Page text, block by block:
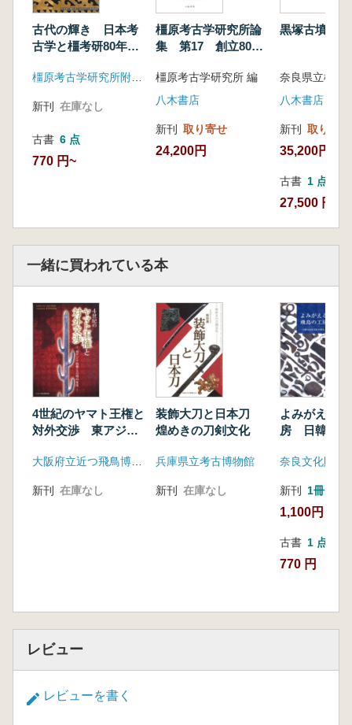
9.忍性墓(竹林寺・額安寺)
コラム2 森本六爾と古墓の調査
1.二光寺廃寺
2.東大寺
3.唐招提寺
4.大峯山頂遺跡
コラム3 日本最古の将棋駒
古代の輝き 日本考
古学と橿考研80年の
橿原考古学研究所附属博物館
新刊 在庫なし
古書 6 点
770 円~
橿原考古学研究所論
集 第17 創立80周
橿原考古学研究所 編
八木書店
新刊 取り寄せ
24,200円
黒塚古墳の
八木書店
新刊 取り寄せ
35,200円
古書 1 点
27,500 円
一緒に買われている本
4世紀のヤマト王権と
対外交渉 東アジア
新刊 在庫なし
装飾大刀と日本刀
煌めきの刀剣文化
兵庫県立考古博物館
新刊 在庫なし
よみがえる
房 日韓の技
新刊 1冊
1,100円
古書 1 点
770 円
レビュー
レビューを書く